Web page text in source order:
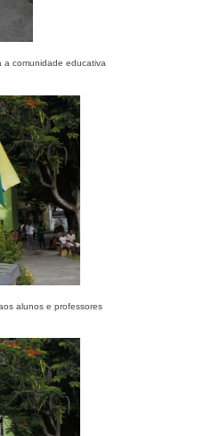
a comunidade educativa
alunos e professores